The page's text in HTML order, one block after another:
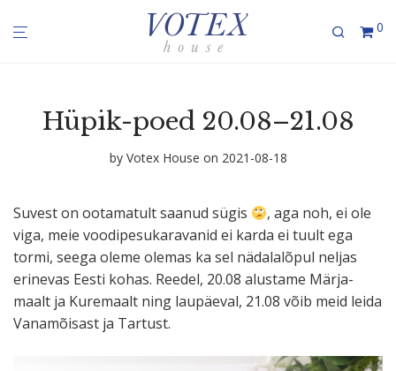
0
Hüpik-poed 20.08–21.08
by Votex House on 2021-08-18
Suvest on ootamatult saanud sügis
, aga noh, ei ole
viga, meie voodi­pe­su­ka­ra­vanid ei karda ei tuult ega
tormi, seega oleme olemas ka sel nädala­lõpul neljas
erinevas Eesti kohas. Reedel, 20.08 alustame Märja­
maalt ja Kuremaalt ning laupäeval, 21.08 võib meid leida
Vanamõisast ja Tartust.